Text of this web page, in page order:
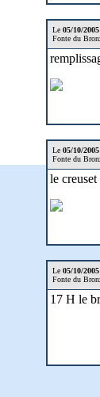
Le 05/10/2005
Fonte du
Le 05/10/2005
Fonte du
le
Le 05/10/2005
Fonte du
17 H le